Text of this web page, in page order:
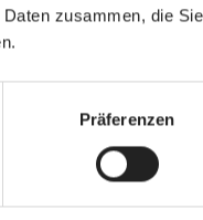
zusammen, die
Präferenzen